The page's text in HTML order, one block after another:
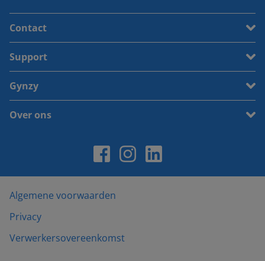
Contact
Support
Gynzy
Over ons
Algemene voorwaarden
Privacy
Verwerkersovereenkomst